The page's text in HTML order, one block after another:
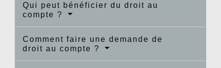
Qui peut bénéficier du droit au
compte ?
Comment faire une demande de
droit au compte ?